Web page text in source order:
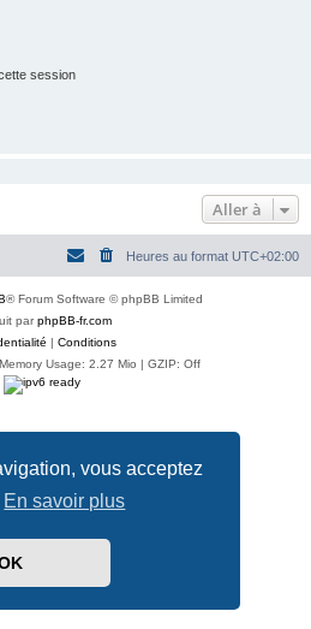
vous acceptez
En savoir plus
session
Aller à
Heures au format UTC+02:00
® Forum Software © phpBB Limited
parphpBB-fr.com
| Conditions
Usage: 2.27 Mio | GZIP: Off